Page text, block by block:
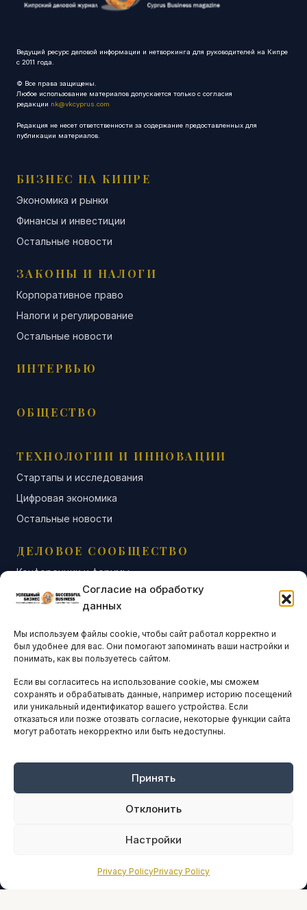
Согласие на обработку
данных
Мы используем файлы cookie, чтобы сайт работал корректно и
был удобнее для вас. Они помогают запоминать ваши настройки и
понимать, как вы пользуетесь сайтом.
Если вы согласитесь на использование cookie, мы сможем
сохранять и обрабатывать данные, например историю посещений
или уникальный идентификатор вашего устройства. Если
отказаться или позже отозвать согласие, некоторые функции сайта
могут работать некорректно или быть недоступны.
Принять
Отклонить
Настройки
Privacy PolicyPrivacy Policy
Ведущий ресурс деловой информации и нетворкинга для руководителей на Кипре
с 2011 года.
© Все права защищены.
Любое использование материалов допускается только с согласия
редакции nk@vkcyprus.com
Редакция не несет ответственности за содержание предоставленных для
публикации материалов.
БИЗНЕС НА КИПРЕ
Экономика и рынки
Финансы и инвестиции
Остальные новости
ЗАКОНЫ И НАЛОГИ
Корпоративное право
Налоги и регулирование
Остальные новости
ИНТЕРВЬЮ
ОБЩЕСТВО
ТЕХНОЛОГИИ И ИННОВАЦИИ
Стартапы и исследования
Цифровая экономика
Остальные новости
ДЕЛОВОЕ СООБЩЕСТВО
Конференции и форумы
Бизнес-клубы и ассоциации
Остальные новости
АНАЛИТИКА И СТАТИСТИКА
ARTICLES IN ENGLISH
НАВИГАЦИЯ
Оплата онлайн